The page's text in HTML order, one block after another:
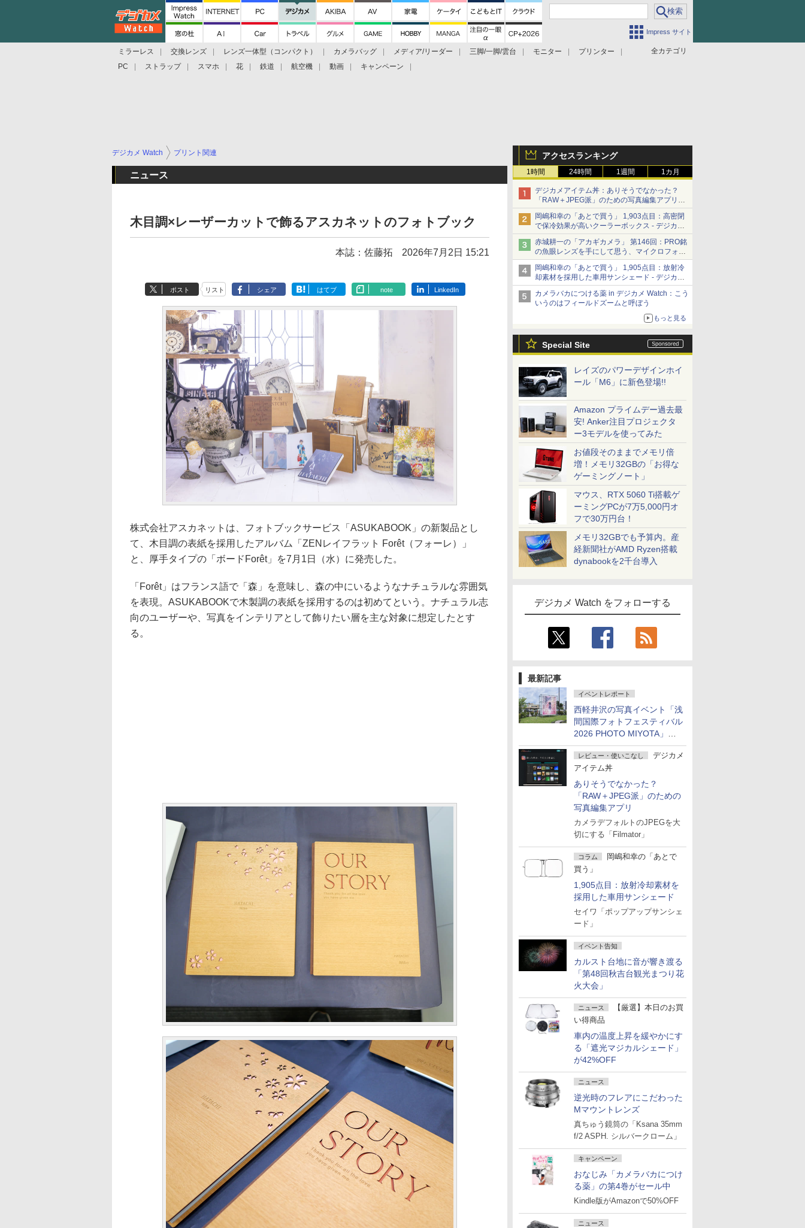
Impress サイト
全カテゴリ
ミラーレス 交換レンズ レンズ一体型（コンパクト） カメラバッグ メディア/リーダー 三脚/一脚/雲台 モニター
プリンター
PC
ストラップ スマホ 花 鉄道 航空機 動画 キャンペーン
アクセスランキング
1時間 24時間 1週間 1カ月
デジカメアイテム丼：ありそうでなかった？
「RAW＋JPEG派」のための写真編集アプリ
カメラデフォルトのJPEGを大切にする
「Filmator」
岡嶋和幸の「あとで買う」 1,903点目：高密閉
で保冷効果が高いクーラーボックス - デジカメ
Watch
赤城耕一の「アカギカメラ」 第146回：PRO銘
の魚眼レンズを手にして思う、マイクロフォー
サーズへの期待と可能性
岡嶋和幸の「あとで買う」 1,905点目：放射冷
却素材を採用した車用サンシェード - デジカメ
Watch
カメラバカにつける薬 in デジカメ Watch：こう
いうのはフィールドズームと呼ぼう
もっと見る
Special Site
レイズのパワーデザインホイ
ール「M6」に新色登場!!
Amazon プライムデー過去最
安! Anker注目プロジェクタ
ー3モデルを使ってみた
お値段そのままでメモリ倍
増！メモリ32GBの「お得な
ゲーミングノート」
マウス、RTX 5060 Ti搭載ゲ
ーミングPCが7万5,000円オ
フで30万円台！
メモリ32GBでも予算内。産
経新聞社がAMD Ryzen搭載
dynabookを2千台導入
デジカメ Watch をフォローする
最新記事
イベントレポート
西軽井沢の写真イベント「浅
間国際フォトフェスティバル
2026 PHOTO MIYOTA」が
開幕
レビュー・使いこなし
デジカメ
アイテム丼
ありそうでなかった？
「RAW＋JPEG派」のための
写真編集アプリ
カメラデフォルトのJPEGを大
切にする「Filmator」
コラム
岡嶋和幸の「あとで
買う」
1,905点目：放射冷却素材を
採用した車用サンシェード
セイワ「ポップアップサンシェ
ード」
イベント告知
カルスト台地に音が響き渡る
「第48回秋吉台観光まつり花
火大会」
ニュース
【厳選】本日のお買
い得商品
車内の温度上昇を緩やかにす
る「遮光マジカルシェード」
が42%OFF
ニュース
逆光時のフレアにこだわった
Mマウントレンズ
真ちゅう鏡筒の「Ksana 35mm
f/2 ASPH. シルバークローム」
キャンペーン
おなじみ「カメラバカにつけ
る薬」の第4巻がセール中
Kindle版がAmazonで50%OFF
ニュース
デジカメ Watch プリント関連
ニュース
木目調×レーザーカットで飾るアスカネットのフォトブック
本誌：佐藤拓 2026年7月2日 15:21
ポスト リスト シェア はてブ note LinkedIn
株式会社アスカネットは、フォトブックサービス「ASUKABOOK」の新製品とし
て、木目調の表紙を採用したアルバム「ZENレイフラット Forêt（フォーレ）」
と、厚手タイプの「ボードForêt」を7月1日（水）に発売した。
「Forêt」はフランス語で「森」を意味し、森の中にいるようなナチュラルな雰囲気
を表現。ASUKABOOKで木製調の表紙を採用するのは初めてという。ナチュラル志
向のユーザーや、写真をインテリアとして飾りたい層を主な対象に想定したとす
る。